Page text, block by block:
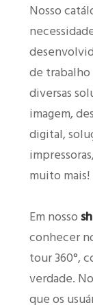
Nosso
de trabalho
diversas
imagem,
digital,
muito mais!
Em nosso
conhecer
tour 360°,
verdade.
que os